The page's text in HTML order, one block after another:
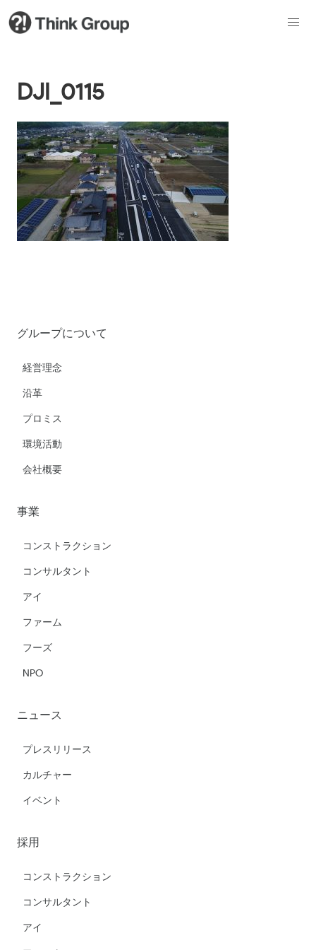
DJI_0115
グループについて
経営理念
沿革
プロミス
環境活動
会社概要
事業
コンストラクション
コンサルタント
アイ
ファーム
フーズ
NPO
ニュース
プレスリリース
カルチャー
イベント
採用
コンストラクション
コンサルタント
アイ